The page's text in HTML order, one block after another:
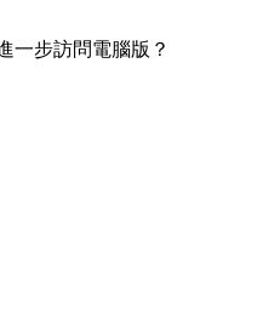
一步訪問電腦版？